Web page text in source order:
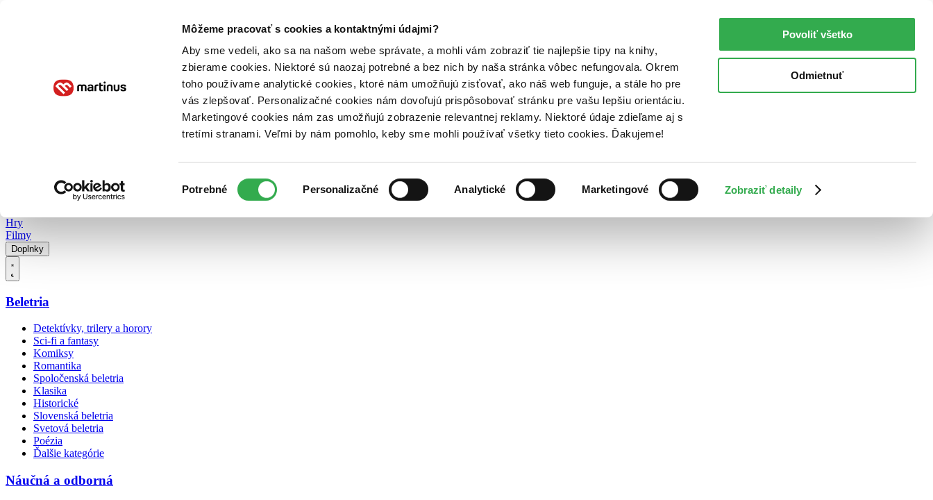
Môžeme pracovať s cookies a kontaktnými údajmi?
Aby sme vedeli, ako sa na našom webe správate, a mohli vám zobraziť tie najlepšie tipy na knihy,
zbierame cookies. Niektoré sú naozaj potrebné a bez nich by naša stránka vôbec nefungovala. Okrem
toho používame analytické cookies, ktoré nám umožňujú zisťovať, ako náš web funguje, a stále ho pre
vás zlepšovať. Personalizačné cookies nám dovoľujú prispôsobovať stránku pre vašu lepšiu orientáciu.
Marketingové cookies nám zas umožňujú zobrazenie relevantnej reklamy. Niektoré údaje zdieľame aj s
tretími stranami. Veľmi by nám pomohlo, keby sme mohli používať všetky tieto cookies. Ďakujeme!
súhlasu
Potrebné Personalizačné Analytické Marketingové Zobraziť detaily
Povoliť všetko
Odmietnuť
Poukážky Kontakt
Hry
Filmy
Doplnky
Beletria
Detektívky, trilery a horory
Sci-fi a fantasy
Komiksy
Romantika
Spoločenská beletria
Klasika
Historické
Slovenská beletria
Svetová beletria
Poézia
Ďalšie kategórie
Náučná a odborná